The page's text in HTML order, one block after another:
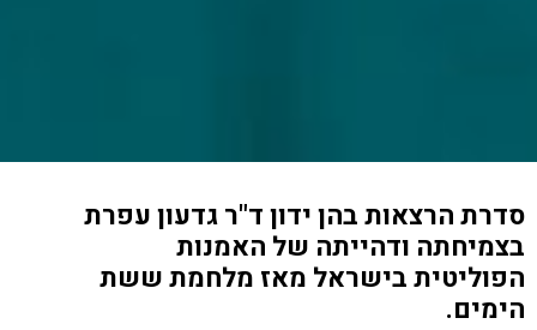
סדרת הרצאות בהן ידון ד"ר גדעון עפרת
בצמיחתה ודהייתה של האמנות
הפוליטית בישראל מאז מלחמת ששת
הימים.